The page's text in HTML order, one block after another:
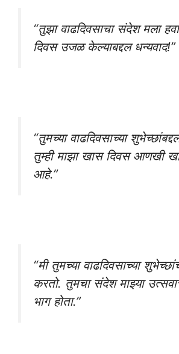
“तुझा वाढदिवसाचा संदेश मला
दिवस उजळ केल्याबद्दल धन्यवाद!”
“तुमच्या वाढदिवसाच्या
तुम्ही माझा खास दिवस आणखी
आहे.”
“मी तुमच्या वाढदिवसाच्या
करतो. तुमचा संदेश माझ्या
भाग होता.”